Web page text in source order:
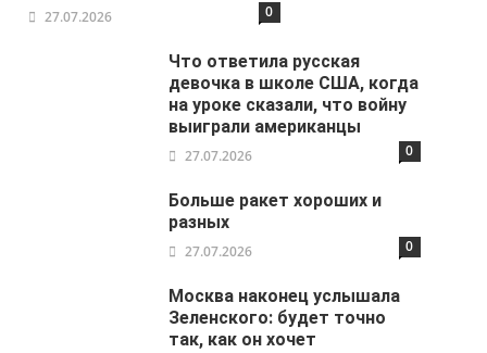
27.07.2026 0
Что ответила русская
девочка в школе США, когда
на уроке сказали, что войну
выиграли американцы
27.07.2026 0
Больше ракет хороших и
разных
27.07.2026 0
Москва наконец услышала
Зеленского: будет точно
так, как он хочет